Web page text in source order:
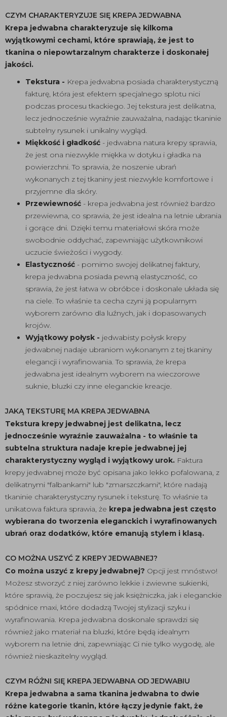
CZYM CHARAKTERYZUJE SIĘ KREPA JEDWABNA
Krepa jedwabna charakteryzuje się kilkoma
wyjątkowymi cechami, które sprawiają, że jest to
tkanina o niepowtarzalnym charakterze i doskonałej
jakości.
Tekstura - Krepa jedwabna posiada charakterystyczną
fakturę, która jest efektem specjalnego splotu nici
podczas procesu tkackiego. Jej tekstura jest delikatna,
lecz jednocześnie wyraźnie zauważalna, nadając tkaninie
subtelny rysunek i unikalny wygląd.
Miękkość i gładkość - jedwabna natura krepy sprawia,
że jest ona niezwykle miękka w dotyku i gładka na
powierzchni. To sprawia, że noszenie ubrań
wykonanych z tej tkaniny jest niezwykle komfortowe i
przyjemne dla skóry.
Przewiewność - krepa jedwabna jest również bardzo
przewiewna, co sprawia, że jest idealna na letnie ubrania
i gorące dni. Dzięki temu materiałowi skóra może
swobodnie oddychać, zapewniając użytkownikowi
uczucie świeżości i wygody.
Elastyczność - pomimo swojej delikatnej faktury,
krepa jedwabna posiada pewną elastyczność, co
sprawia, że jest łatwa w obróbce i doskonale układa się
na ciele. To właśnie ta cecha czyni ją popularnym
wyborem zarówno dla luźnych, jak i dopasowanych
krojów.
Wyjątkowy połysk - jedwabisty połysk krepy
jedwabnej nadaje ubraniom wykonanym z tej tkaniny
elegancji i wyrafinowania. To sprawia, że krepa
jedwabna jest idealnym wyborem na wieczorowe
suknie, bluzki czy inne eleganckie kreacje.
JAKĄ TEKSTURĘ MA KREPA JEDWABNA
Tekstura krepy jedwabnej jest delikatna, lecz
jednocześnie wyraźnie zauważalna - to właśnie ta
subtelna struktura nadaje krepie jedwabnej jej
charakterystyczny wygląd i wyjątkowy urok. Faktura
krepy jedwabnej może być opisana jako lekko pofalowana, z
delikatnymi "falbankami" lub "zmarszczkami", które nadają
tkaninie charakterystyczny rysunek i teksturę. To właśnie ta
unikatowa faktura sprawia, że krepa jedwabna jest często
wybierana do tworzenia eleganckich i wyrafinowanych
ubrań oraz dodatków, które emanują stylem i klasą.
CO MOŻNA USZYĆ Z KREPY JEDWABNEJ?
Co można uszyć z krepy jedwabnej? Opcji jest mnóstwo!
Możesz stworzyć z niej zarówno lekkie i zwiewne sukienki,
które sprawią, że poczujesz się jak księżniczka, jak i eleganckie
spódnice maxi, które dodadzą Twojej stylizacji szyku i
wyrafinowania. Krepa jedwabna doskonale sprawdzi się
również jako materiał na bluzki, które będą idealnym
wyborem na letnie dni, zapewniając Ci nie tylko wygodę, ale
również nieskazitelny wygląd.
CZYM RÓŻNI SIĘ KREPA JEDWABNA OD JEDWABIU
Krepa jedwabna a sama tkanina jedwabna to dwie
różne kategorie tkanin, które łączy jedynie fakt, że